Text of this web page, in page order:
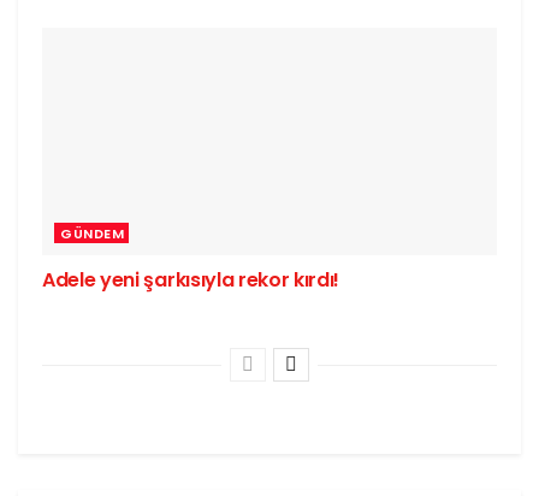
GÜNDEM
Adele yeni şarkısıyla rekor kırdı!